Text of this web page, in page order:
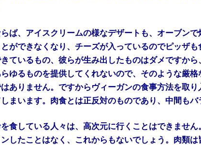
ば、アイスクリームの様なデザートも、オーブン
ができなくなり、チーズが入っているのでピッザ
ているもの、彼らが生み出したものはダメですか
ゆるものを提供してくれないので、そのような厳
ありません。ですからヴィーガンの食事方法を取り
まいます。肉食とは正反対のものであり、中間もバ
食している人々は、高次元に行くことはできません
したことはなく、これからもないでしょう。肉類